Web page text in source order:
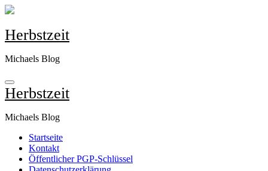
Zum
springen
Herbstzeit
Michaels Blog
Herbstzeit
Michaels Blog
Startseite
Kontakt
Öffentlicher PGP-Schlüssel